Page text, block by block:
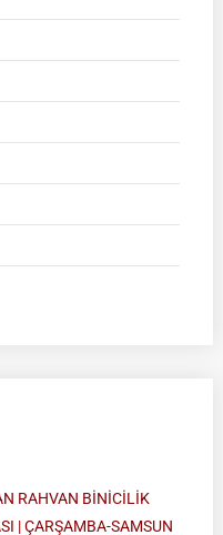
RAHVAN BİNİCİLİK
| ÇARŞAMBA-SAMSUN